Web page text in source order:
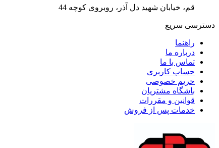
قم، خیابان شهید دل آذر، روبروی کوچه 44
دسترسی سریع
راهنما
درباره ما
تماس با ما
حساب کاربری
حریم خصوصی
باشگاه مشتریان
قوانین و مقررات
خدمات پس از فروش